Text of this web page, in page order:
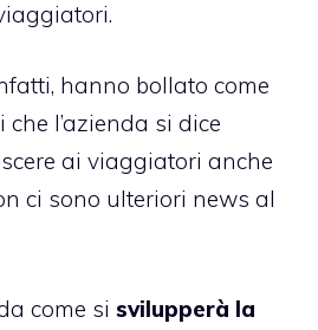
hanno bollato come
che l’azienda si dice
ai viaggiatori anche
ci sono ulteriori news al
come si svilupperà la